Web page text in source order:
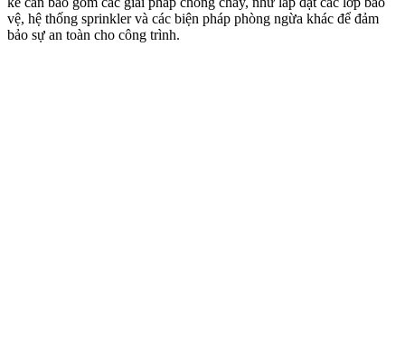
vệ, hệ thống sprinkler và các biện pháp phòng ngừa khác để đảm
bảo sự an toàn cho công trình.